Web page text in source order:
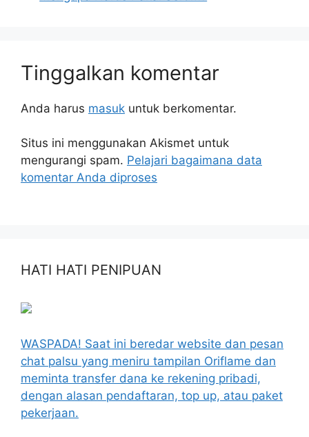
Tinggalkan komentar
Anda harus masuk untuk berkomentar.
Situs ini menggunakan Akismet untuk
mengurangi spam. Pelajari bagaimana data
komentar Anda diproses
HATI HATI PENIPUAN
WASPADA! Saat ini beredar website dan pesan
chat palsu yang meniru tampilan Oriflame dan
meminta transfer dana ke rekening pribadi,
dengan alasan pendaftaran, top up, atau paket
pekerjaan.